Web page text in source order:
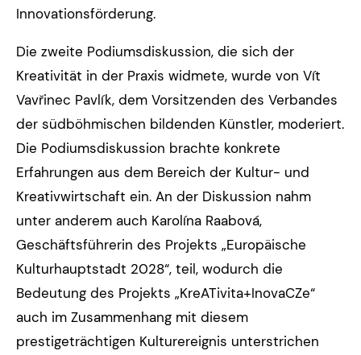
Innovationsförderung.
Die zweite Podiumsdiskussion, die sich der
Kreativität in der Praxis widmete, wurde von Vít
Vavřinec Pavlík, dem Vorsitzenden des Verbandes
der südböhmischen bildenden Künstler, moderiert.
Die Podiumsdiskussion brachte konkrete
Erfahrungen aus dem Bereich der Kultur- und
Kreativwirtschaft ein. An der Diskussion nahm
unter anderem auch Karolína Raabová,
Geschäftsführerin des Projekts „Europäische
Kulturhauptstadt 2028“, teil, wodurch die
Bedeutung des Projekts „KreATivita+InovaCZe“
auch im Zusammenhang mit diesem
prestigeträchtigen Kulturereignis unterstrichen